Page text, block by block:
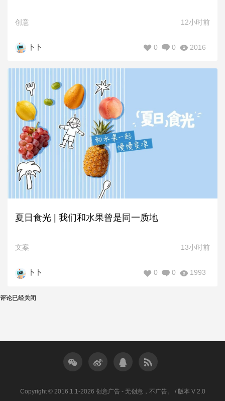
创意 12小时前
卜卜 2016
0
0
夏日食光 | 我们和水果曾是同一质地
文案 13小时前
卜卜 1993
0
0
评论已经关闭
Copyright © 2016.1.1-2026 创意广告 - 无创意，不广告。 / 版本 V 2.0